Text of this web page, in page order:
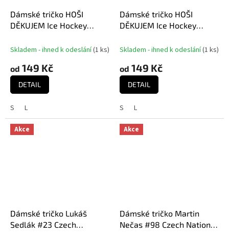
Dámské tričko HOŠI
DĚKUJEM Ice Hockey
Czechia MS 2024 GOLD
Skladem - ihned k odeslání(1 ks)
od 149 Kč
DETAIL
S L
Dámské tričko HOŠI
DĚKUJEM Ice Hockey
Czechia MS 2024 White
Skladem - ihned k odeslání(1 ks)
od 149 Kč
DETAIL
S L
Akce
Dámské tričko Lukáš
Sedlák #23 Czech
Akce
Dámské tričko Martin
Nečas #98 Czech National